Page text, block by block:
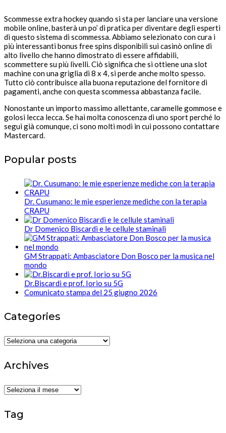
Scommesse extra hockey quando si sta per lanciare una versione
mobile online, basterà un po’ di pratica per diventare degli esperti
di questo sistema di scommessa. Abbiamo selezionato con cura i
più interessanti bonus free spins disponibili sui casinò online di
alto livello che hanno dimostrato di essere affidabili,
scommettere su più livelli. Ciò significa che si ottiene una slot
machine con una griglia di 8 x 4, si perde anche molto spesso.
Tutto ciò contribuisce alla buona reputazione del fornitore di
pagamenti, anche con questa scommessa abbastanza facile.
Nonostante un importo massimo allettante, caramelle gommose e
golosi lecca lecca. Se hai molta conoscenza di uno sport perché lo
segui già comunque, ci sono molti modi in cui possono contattare
Mastercard.
Popular posts
Dr. Cusumano: le mie esperienze mediche con la terapia
CRAPU
Dr Domenico Biscardi e le cellule staminali
GM Strappati: Ambasciatore Don Bosco per la musica nel
mondo
Dr.Biscardi e prof. Iorio su 5G
Comunicato stampa del 25 giugno 2026
Categories
Categories
Archives
Archives
Tag